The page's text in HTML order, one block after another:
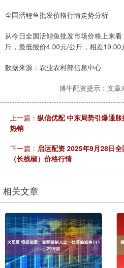
全国活鲤鱼批发价格行情走势分析
从今日全国活鲤鱼批发市场价格上来
斤，最低报价4.00元/公斤，相差19.00
数据来源：农业农村部信息中心
博牛配资提示：文章
上一篇： 纵信优配 中东局势引爆通
热销
下一篇： 启运配资 2025年9月28日
（长线椒）价格行情
相关文章